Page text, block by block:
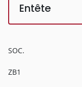
Entête
SOC.
ZB1